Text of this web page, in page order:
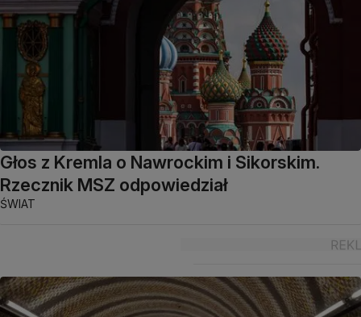
Głos z Kremla o Nawrockim i Sikorskim.
Rzecznik MSZ odpowiedział
ŚWIAT